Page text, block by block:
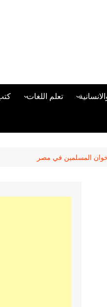
تعلم اللغات
تعلم اللغة التركية
المسلمين في مصر